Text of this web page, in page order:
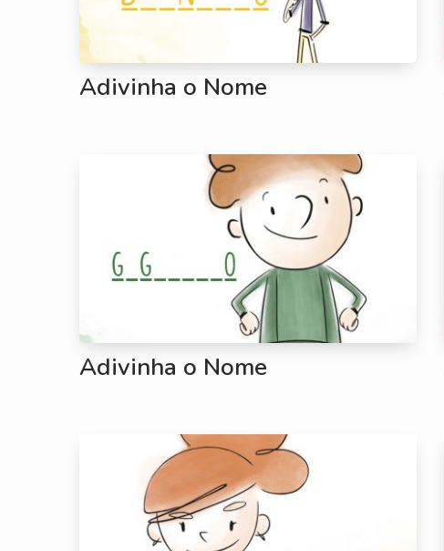
Adivinha o Nome
Adivinha o Nome